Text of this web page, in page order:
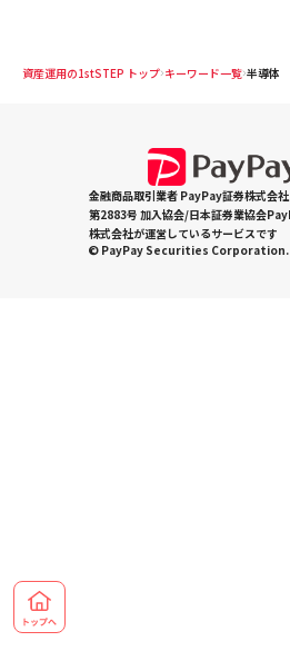
資産運用の1stSTEP トップ キーワード一覧 半導体
金融商品取引業者 PayPay証券株式会社
第2883号 加入協会/日本証券業協会
株式会社が運営しているサービスです
© PayPay Securities